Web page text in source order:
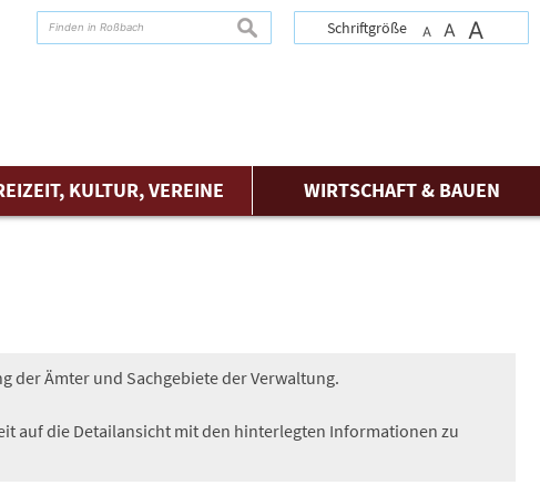
Schriftgröße A A A
suchen
KULTUR, VEREINE WIRTSCHAFT & BAUEN
der Ämter und Sachgebiete der Verwaltung.
auf die Detailansicht mit den hinterlegten Informationen zu